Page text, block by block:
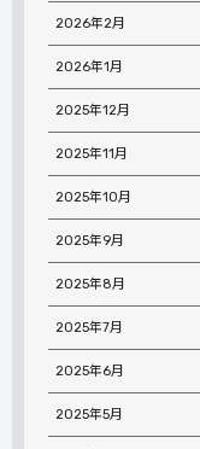
2026年2月
2026年1月
2025年12月
2025年11月
2025年10月
2025年9月
2025年8月
2025年7月
2025年6月
2025年5月